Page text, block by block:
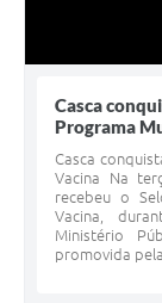
Casca
Programa
Casca
Vacina Na
recebeu o
Vacina,
Ministério
promovida